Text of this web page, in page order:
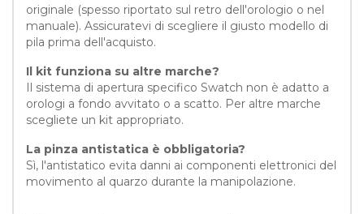
originale (spesso riportato sul retro dell'orologio o nel
manuale). Assicuratevi di scegliere il giusto modello di
pila prima dell'acquisto.
Il kit funziona su altre marche?
Il sistema di apertura specifico Swatch non è adatto a
orologi a fondo avvitato o a scatto. Per altre marche
scegliete un kit appropriato.
La pinza antistatica è obbligatoria?
Sì, l'antistatico evita danni ai componenti elettronici del
movimento al quarzo durante la manipolazione.